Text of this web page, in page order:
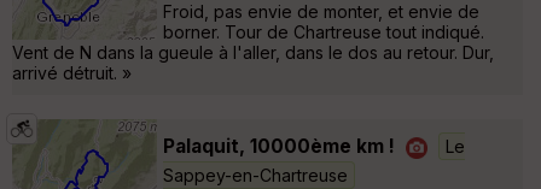
Froid, pas envie de monter, et envie de
borner. Tour de Chartreuse tout indiqué.
Vent de N dans la gueule à l'aller, dans le dos au retour. Dur,
arrivé détruit. »
Palaquit, 10000ème km !
Le
Sappey-en-Chartreuse